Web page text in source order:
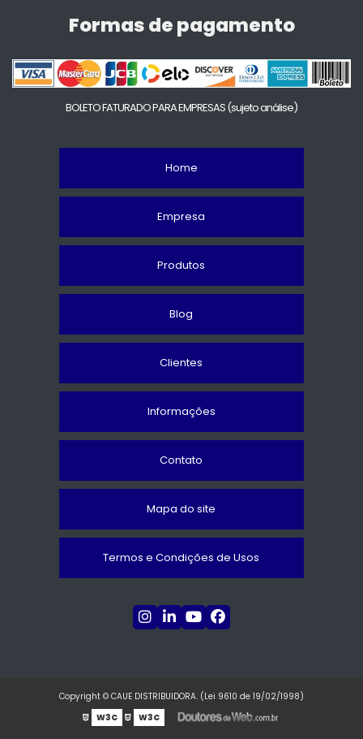
Formas de pagamento
BOLETO FATURADO PARA EMPRESAS(sujeto análise)
Home
Empresa
Produtos
Blog
Clientes
Informações
Contato
Mapa do site
Termos e Condições de Usos
Copyright © CAUE DISTRIBUIDORA. (Lei 9610 de 19/02/1998)
W3C
W3C